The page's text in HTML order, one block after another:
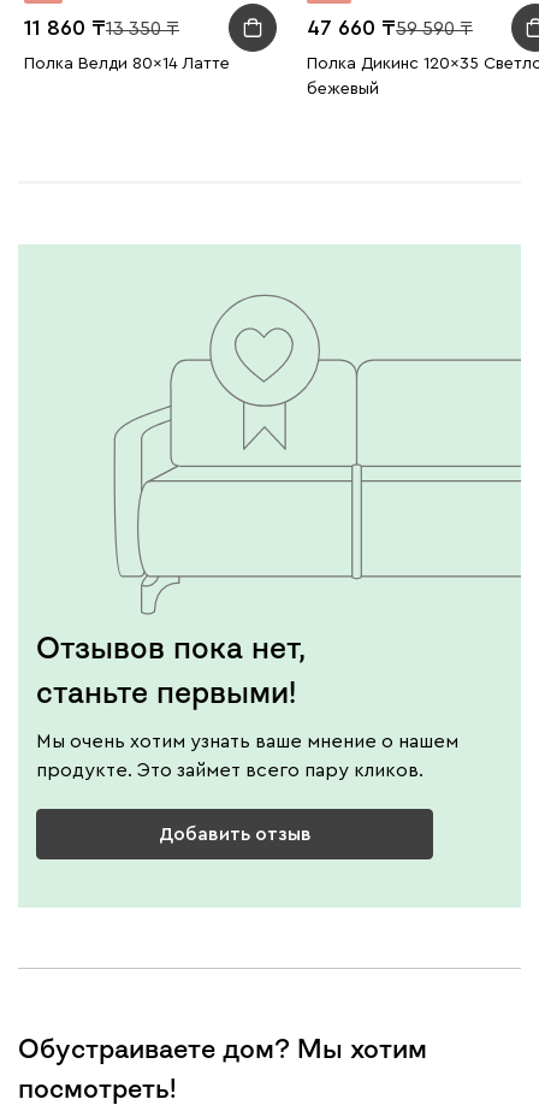
11 860 13 350
Полка Велди 80x14 Латте
47 660 59 590
Полка Дикинс 120x35
бежевый
Отзывов пока нет,
станьте первыми!
Мы очень хотим узнать ваше мнение о нашем
продукте. Это займет всего пару кликов.
Добавить отзыв
Обустраиваете дом? Мы хотим
посмотреть!